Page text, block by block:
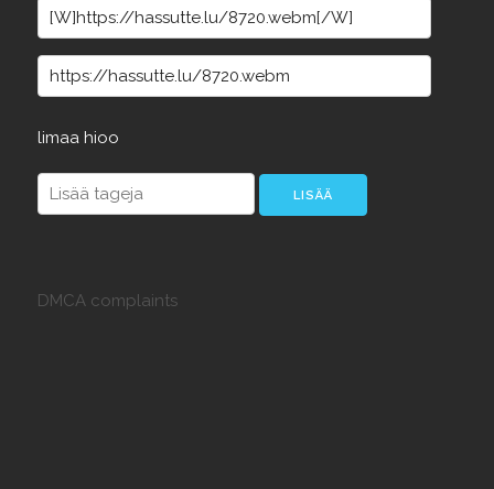
limaa hioo
DMCA complaints